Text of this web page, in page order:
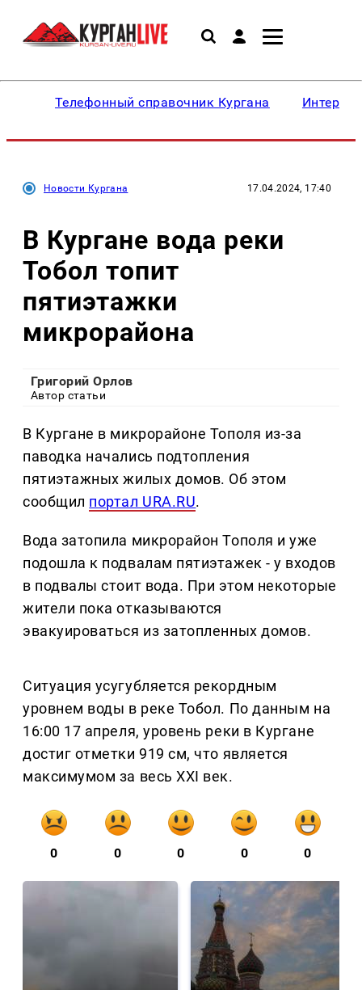
Телефонный справочник Кургана
Новости Кургана 17.04.2024, 17:40
В Кургане вода реки
Тобол топит
пятиэтажки
микрорайона
Григорий Орлов
Автор статьи
В Кургане в микрорайоне Тополя из-за
паводка начались подтопления
пятиэтажных жилых домов. Об этом
сообщил портал URA.RU.
Вода затопила микрорайон Тополя и уже
подошла к подвалам пятиэтажек - у входов
в подвалы стоит вода. При этом некоторые
жители пока отказываются
эвакуироваться из затопленных домов.
Ситуация усугубляется рекордным
уровнем воды в реке Тобол. По данным на
16:00 17 апреля, уровень реки в Кургане
достиг отметки 919 см, что является
максимумом за весь XXI век.
0 0 0 0 0